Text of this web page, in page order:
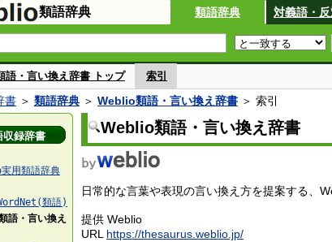
類語辞典 類語辞典 対義語・
語・言い換え辞書 トップ 索引
書 ＞ 類語辞典 ＞ Weblio類語・言い換え辞書 ＞ 索引
Weblio類語・言い換え辞書
日常的な言葉や表現の言い換え方を提案する、
提供 Weblio
URL https://thesaurus.weblio.jp/
収録辞書
用類語辞典
類語)
語・言い換え